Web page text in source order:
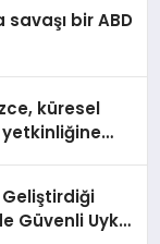
bir ABD
küresel
Güvenli Uyku